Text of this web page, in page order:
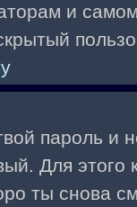
и
пароль и
Для этого
ты снова